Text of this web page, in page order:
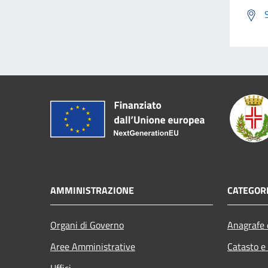
AMMINISTRAZIONE
Organi di Governo
Aree Amministrative
Catasto